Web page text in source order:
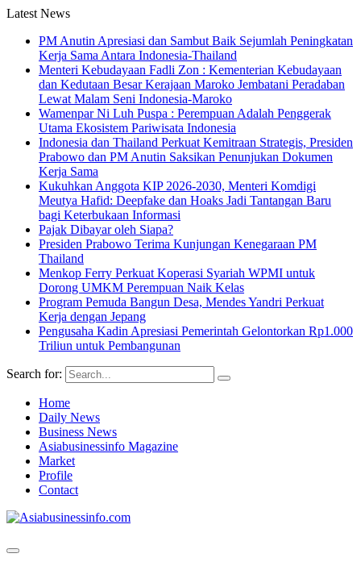
Latest News
PM Anutin Apresiasi dan Sambut Baik Sejumlah Peningkatan
Kerja Sama Antara Indonesia-Thailand
Menteri Kebudayaan Fadli Zon : Kementerian Kebudayaan
dan Kedutaan Besar Kerajaan Maroko Jembatani Peradaban
Lewat Malam Seni Indonesia-Maroko
Wamenpar Ni Luh Puspa : Perempuan Adalah Penggerak
Utama Ekosistem Pariwisata Indonesia
Indonesia dan Thailand Perkuat Kemitraan Strategis, Presiden
Prabowo dan PM Anutin Saksikan Penunjukan Dokumen
Kerja Sama
Kukuhkan Anggota KIP 2026-2030, Menteri Komdigi
Meutya Hafid: Deepfake dan Hoaks Jadi Tantangan Baru
bagi Keterbukaan Informasi
Pajak Dibayar oleh Siapa?
Presiden Prabowo Terima Kunjungan Kenegaraan PM
Thailand
Menkop Ferry Perkuat Koperasi Syariah WPMI untuk
Dorong UMKM Perempuan Naik Kelas
Program Pemuda Bangun Desa, Mendes Yandri Perkuat
Kerja dengan Jepang
Pengusaha Kadin Apresiasi Pemerintah Gelontorkan Rp1.000
Triliun untuk Pembangunan
Search for:
Home
Daily News
Business News
Asiabusinessinfo Magazine
Market
Profile
Contact